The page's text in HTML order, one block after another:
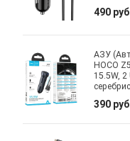
490
АЗУ
HOCO
15.5W,
390